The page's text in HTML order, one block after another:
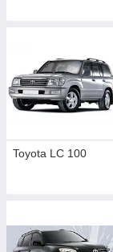
Toyota LC 100